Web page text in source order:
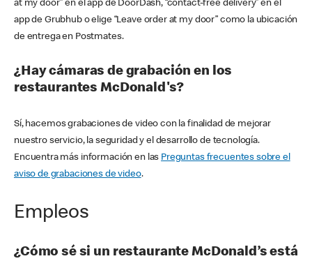
at my door” en el app de DoorDash, “contact-free delivery” en el
app de Grubhub o elige “Leave order at my door” como la ubicación
de entrega en Postmates.
¿Hay cámaras de grabación en los
restaurantes McDonald's?
Sí, hacemos grabaciones de video con la finalidad de mejorar
nuestro servicio, la seguridad y el desarrollo de tecnología.
Encuentra más información en las Preguntas frecuentes sobre el
aviso de grabaciones de video.
Empleos
¿Cómo sé si un restaurante McDonald’s está